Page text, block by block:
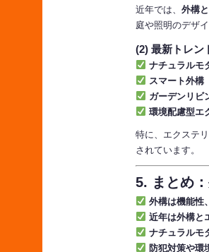
近年では、 外構
庭や照明のデザ
(2) 最新トレン
ナチュラルモ
スマート外構
ガーデンリビ
環境配慮型エ
特に、エクステ
されています。
5. まとめ
外構は機能性
近年は外構と
ナチュラルモ
防犯対策や環